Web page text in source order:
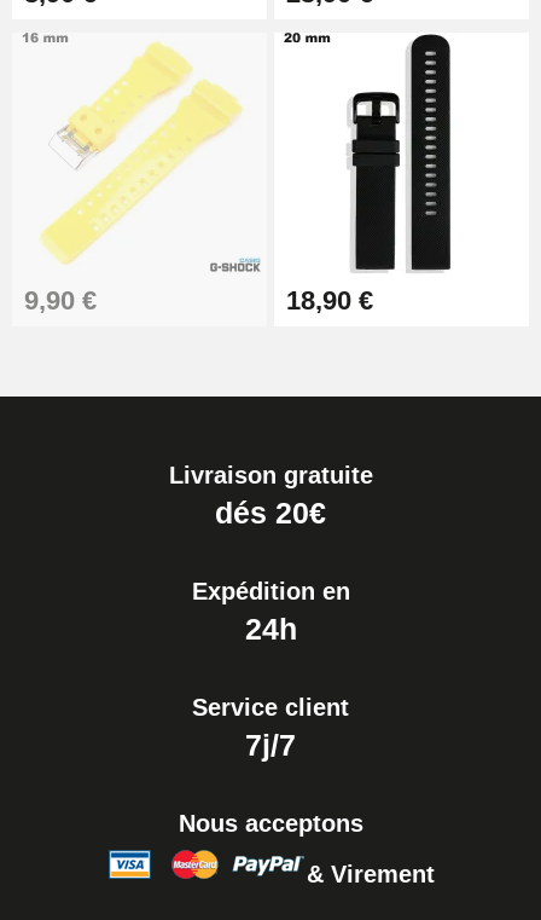
9,90 € 18,90 €
Livraison gratuite
dés 20€
Expédition en
24h
Service client
7j/7
Nous acceptons
& Virement